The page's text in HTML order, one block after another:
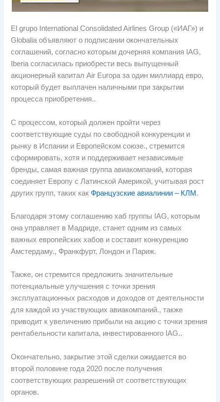
El grupo International Consolidated Airlines Group («ИАГ») и
Globalia объявляют о подписании окончательных
соглашений, согласно которым дочерняя компания IAG,
Iberia согласилась приобрести весь выпущенный
акционерный капитал Air Europa за один миллиард евро,
который будет выплачен наличными при закрытии
процесса приобретения..
С процессом, который должен пройти через
соответствующие суды по свободной конкуренции и
рынку в Испании и Европейском союзе., стремится
сформировать, хотя и поддерживает независимые
бренды, самая важная группа авиакомпаний, которая
соединяет Европу с Латинской Америкой, учитывая рост
других групп, таких какФранцузские авиалинии – КЛМ.
Благодаря этому соглашению хаб группы IAG, которым
она управляет в Мадриде, станет одним из самых
важных европейских хабов и составит конкуренцию
Амстердаму., Франкфурт, Лондон и Париж.
Также, он стремится предложить значительные
потенциальные улучшения с точки зрения
эксплуатационных расходов и доходов от деятельности
для каждой из участвующих авиакомпаний., также
приводит к увеличению прибыли на акцию с точки зрения
рентабельности капитала, инвестированного IAG..
Окончательно, закрытие этой сделки ожидается во
второй половине года 2020 после получения
соответствующих разрешений от соответствующих
органов.